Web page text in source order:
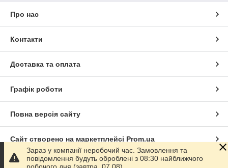
Про нас
Контакти
Доставка та оплата
Графік роботи
Повна версія сайту
Сайт створено на маркетплейсі Prom.ua
Політика конфіденційності
Зараз у компанії неробочий час. Замовлення та
повідомлення будуть оброблені з 08:30 найближчого